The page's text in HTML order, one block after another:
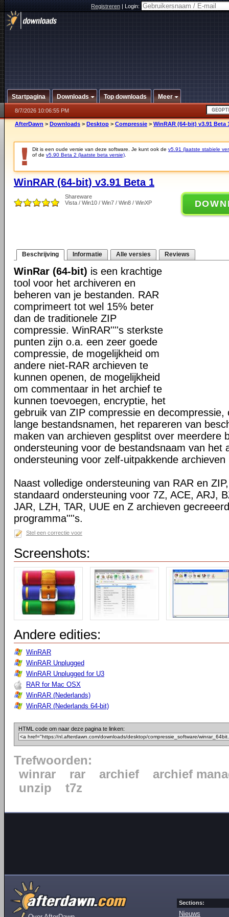
Registreren|Login:
Startpagina Downloads Top downloads Meer
8/7/2026 10:06:55 PM
AfterDawn > Downloads > Desktop > Compressie > WinRAR (64-bit) v3.91 Beta
Dit is een oude versie van deze software. Je kunt ook de v5.91 (laatste stabiele
of de v5.90 Beta 2 (laatste beta versie)
WinRAR (64-bit) v3.91 Beta 1
Shareware
Vista / Win10 / Win7 / Win8 / WinXP
Beschrijving Informatie Alle versies Reviews
WinRar (64-bit) is een krachtige
tool voor het archiveren en
beheren van je bestanden. RAR
comprimeert tot wel 15% beter
dan de traditionele ZIP
compressie. WinRAR''''s sterkste
punten zijn o.a. een zeer goede
compressie, de mogelijkheid om
andere niet-RAR archieven te
kunnen openen, de mogelijkheid
om commentaar in het archief te
kunnen toevoegen, encryptie, het
gebruik van ZIP compressie en decompressie,
lange bestandsnamen, het repareren van
maken van archieven gesplitst over meerdere
ondersteuning voor de bestandsnaam van het
ondersteuning voor zelf-uitpakkende archieven
Naast volledige ondersteuning van RAR en
standaard ondersteuning voor 7Z, ACE, ARJ,
JAR, LZH, TAR, UUE en Z archieven
programma''''s.
Stel een correctie voor
Screenshots:
Andere edities:
WinRAR
WinRAR Unplugged
WinRAR Unplugged for U3
RAR for Mac OSX
WinRAR (Nederlands)
WinRAR (Nederlands 64-bit)
HTML code om naar deze pagina te linken:
Trefwoorden:
winrar
rar archief
archief
unzip
t7z
Sections:
Nieuws